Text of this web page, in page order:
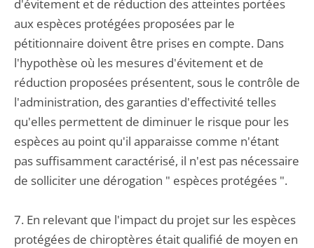
d'évitement et de réduction des atteintes portées
aux espèces protégées proposées par le
pétitionnaire doivent être prises en compte. Dans
l'hypothèse où les mesures d'évitement et de
réduction proposées présentent, sous le contrôle de
l'administration, des garanties d'effectivité telles
qu'elles permettent de diminuer le risque pour les
espèces au point qu'il apparaisse comme n'étant
pas suffisamment caractérisé, il n'est pas nécessaire
de solliciter une dérogation " espèces protégées ".
7. En relevant que l'impact du projet sur les espèces
protégées de chiroptères était qualifié de moyen en